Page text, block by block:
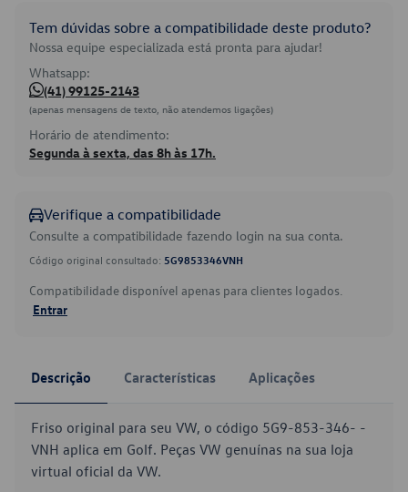
Tem dúvidas sobre a compatibilidade deste produto?
Nossa equipe especializada está pronta para ajudar!
Whatsapp:
(41) 99125-2143
(apenas mensagens de texto, não atendemos ligações)
Horário de atendimento:
Segunda à sexta, das 8h às 17h.
Verifique a compatibilidade
Consulte a compatibilidade fazendo login na sua conta.
Código original consultado: 5G9853346VNH
Compatibilidade disponível apenas para clientes logados.
Entrar
Descrição Características Aplicações
Friso original para seu VW, o código 5G9-853-346- -
VNH aplica em Golf. Peças VW genuínas na sua loja
virtual oficial da VW.